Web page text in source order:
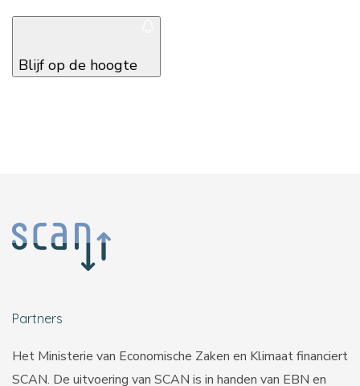
Blijf op de hoogte
Partners
Het Ministerie van Economische Zaken en Klimaat financiert
SCAN. De uitvoering van SCAN is in handen van EBN en